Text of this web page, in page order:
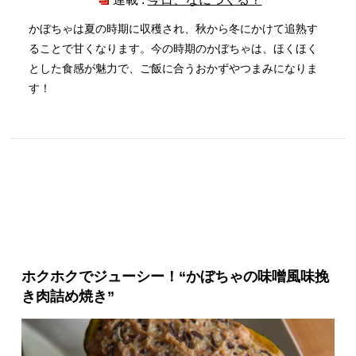
かぼちゃは夏の時期に収穫され、秋から冬にかけて追熟す
ることで甘くなります。今の時期のかぼちゃは、ほくほく
とした食感が魅力で、ご飯に合うおかずやつまみになりま
す！
ホクホクでジューシー！“かぼちゃの味噌風味挽
き肉詰め焼き”